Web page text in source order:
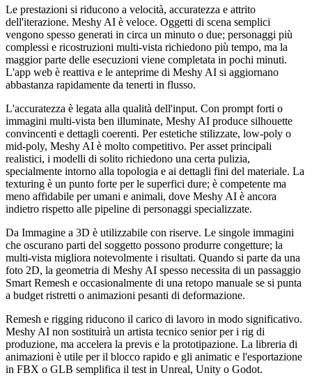
Le prestazioni si riducono a velocità, accuratezza e attrito
dell'iterazione. Meshy AI è veloce. Oggetti di scena semplici
vengono spesso generati in circa un minuto o due; personaggi più
complessi e ricostruzioni multi-vista richiedono più tempo, ma la
maggior parte delle esecuzioni viene completata in pochi minuti.
L'app web è reattiva e le anteprime di Meshy AI si aggiornano
abbastanza rapidamente da tenerti in flusso.
L'accuratezza è legata alla qualità dell'input. Con prompt forti o
immagini multi-vista ben illuminate, Meshy AI produce silhouette
convincenti e dettagli coerenti. Per estetiche stilizzate, low-poly o
mid-poly, Meshy AI è molto competitivo. Per asset principali
realistici, i modelli di solito richiedono una certa pulizia,
specialmente intorno alla topologia e ai dettagli fini del materiale. La
texturing è un punto forte per le superfici dure; è competente ma
meno affidabile per umani e animali, dove Meshy AI è ancora
indietro rispetto alle pipeline di personaggi specializzate.
Da Immagine a 3D è utilizzabile con riserve. Le singole immagini
che oscurano parti del soggetto possono produrre congetture; la
multi-vista migliora notevolmente i risultati. Quando si parte da una
foto 2D, la geometria di Meshy AI spesso necessita di un passaggio
Smart Remesh e occasionalmente di una retopo manuale se si punta
a budget ristretti o animazioni pesanti di deformazione.
Remesh e rigging riducono il carico di lavoro in modo significativo.
Meshy AI non sostituirà un artista tecnico senior per i rig di
produzione, ma accelera la previs e la prototipazione. La libreria di
animazioni è utile per il blocco rapido e gli animatic e l'esportazione
in FBX o GLB semplifica il test in Unreal, Unity o Godot.